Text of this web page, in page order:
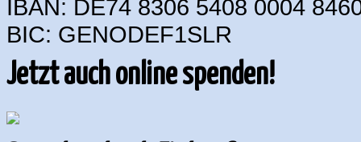
IBAN: DE74 8306 5408 0004
BIC: GENODEF1SLR
Jetzt auch online spenden!